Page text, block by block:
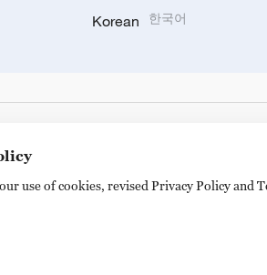
Korean 한국어
16A Shijingshan Road, Beijing,
use of cookies, revised Privacy Policy and